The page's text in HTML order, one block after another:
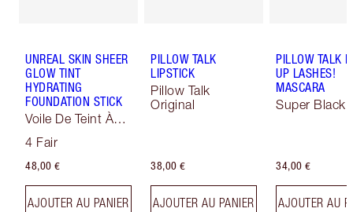
UNREAL SKIN SHEER
GLOW TINT
HYDRATING
FOUNDATION STICK
Voile De Teint À
4 Fair
48,00 €
AJOUTER AU PANIER
PILLOW TALK
LIPSTICK
Pillow Talk
Original
38,00 €
AJOUTER AU PANIER
PILLOW TALK
UP LASHES!
MASCARA
Super Black
34,00 €
AJOUTER AU